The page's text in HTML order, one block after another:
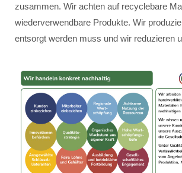
zusammen. Wir achten auf recyclebare
wiederverwendbare Produkte. Wir
entsorgt werden muss und wir reduzieren